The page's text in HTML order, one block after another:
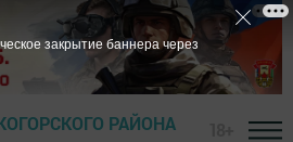
РАЙОНА
закрытие баннера через